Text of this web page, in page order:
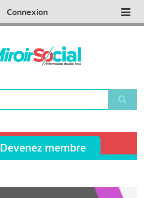
Connexion
Devenez membre